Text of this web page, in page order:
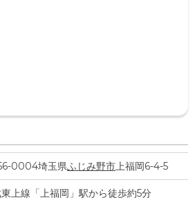
0004埼玉県ふじみ野市上福岡6-4-5
上線「上福岡」駅から徒歩約5分